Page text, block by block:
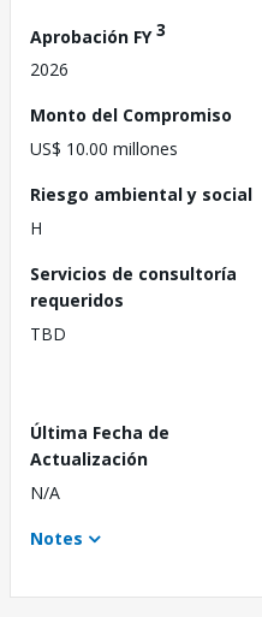
Aprobación FY3
2026
Monto del Compromiso
US$ 10.00 millones
Riesgo ambiental y social
H
Servicios de consultoría
requeridos
TBD
Última Fecha de
Actualización
N/A
Notes